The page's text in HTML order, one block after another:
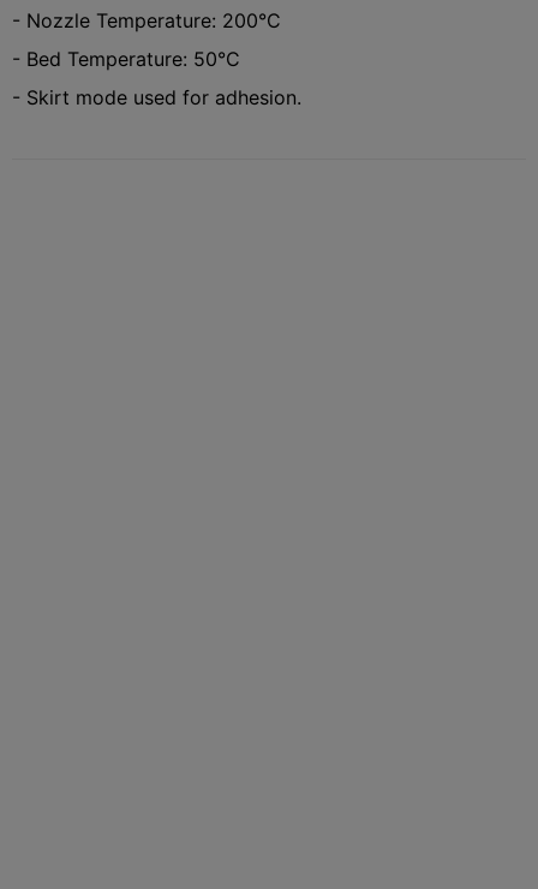
- Nozzle Temperature: 200°C
- Bed Temperature: 50°C
- Skirt mode used for adhesion.